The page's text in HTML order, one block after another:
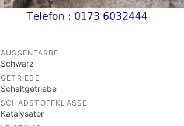
AUSSENFARBE
Schwarz
GETRIEBE
Schaltgetriebe
SCHADSTOFFKLASSE
Katalysator